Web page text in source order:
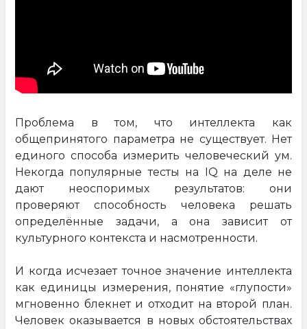
Проблема в том, что интеллекта как
общепринятого параметра не существует. Нет
единого способа измерить человеческий ум.
Некогда популярные тесты на IQ на деле не
дают неоспоримых результатов: они
проверяют способность человека решать
определённые задачи, а она зависит от
культурного контекста и насмотренности.
И когда исчезает точное значение интеллекта
как единицы измерения, понятие «глупости»
мгновенно блекнет и отходит на второй план.
Человек оказывается в новых обстоятельствах